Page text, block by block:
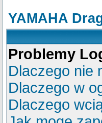
YAMAHA
Problemy
Dlaczego nie
Dlaczego w
Dlaczego